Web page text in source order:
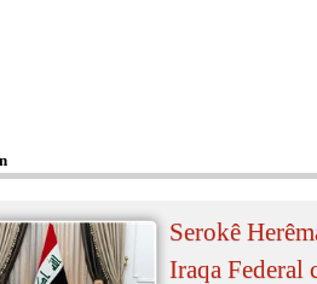
Serokê
Iraqa Federal